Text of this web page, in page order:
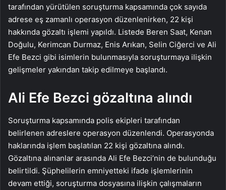
tarafından yürütülen soruşturma kapsamında çok sayıda
adrese eş zamanlı operasyon düzenlenirken, 22 kişi
hakkında gözaltı işlemi yapıldı. Listede Beren Saat, Kenan
Doğulu, Kerimcan Durmaz, Enis Arıkan, Selin Ciğerci ve Ali
Efe Bezci gibi isimlerin bulunmasıyla soruşturmaya ilişkin
gelişmeler yakından takip edilmeye başlandı.
Ali Efe Bezci gözaltına alındı
Soruşturma kapsamında polis ekipleri tarafından
belirlenen adreslere operasyon düzenlendi. Operasyonda
haklarında işlem başlatılan 22 kişi gözaltına alındı.
Gözaltına alınanlar arasında Ali Efe Bezci’nin de bulunduğu
belirtildi. Şüphelilerin emniyetteki ifade işlemlerinin
devam ettiği, soruşturma dosyasına ilişkin çalışmaların